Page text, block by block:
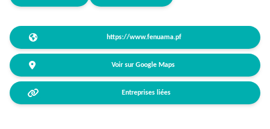
https://www.fenuama.pf
Voir sur Google Maps
Entreprises liées